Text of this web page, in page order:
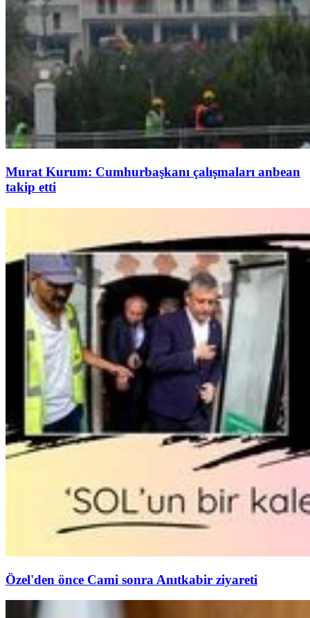
Murat Kurum: Cumhurbaşkanı çalışmaları anbean
takip etti
Özel'den önce Cami sonra Anıtkabir ziyareti